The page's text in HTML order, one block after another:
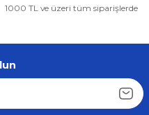
1000 TL ve üzeri tüm siparişlerde